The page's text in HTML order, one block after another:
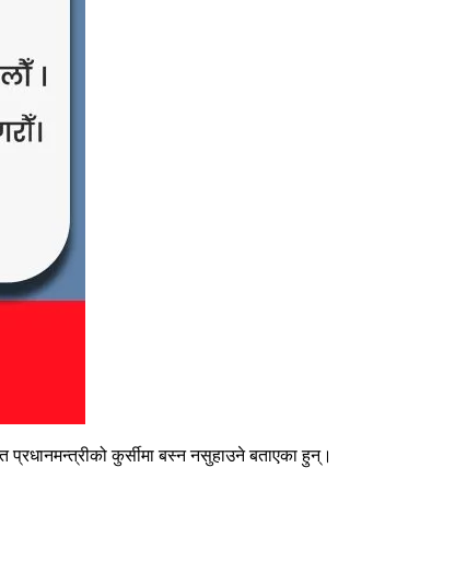
प्रधानमन्त्रीको कुर्सीमा बस्न नसुहाउने बताएका हुन्।